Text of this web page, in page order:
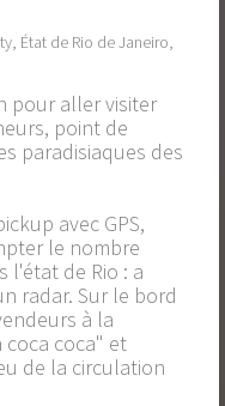
État de Rio de Janeiro,
pour aller visiter
point de
paradisiaques des
avec GPS,
le nombre
l'état de Rio : a
radar. Sur le bord
à la
coca coca" et
de la circulation